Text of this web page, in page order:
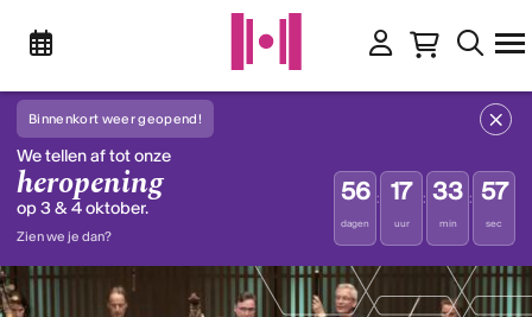
Binnenkort weer geopend!
We tellen af tot onze
heropening
op 3 & 4 oktober.
Zien we je dan?
56
dagen
: 17
uur
: 33
min
: 57
sec